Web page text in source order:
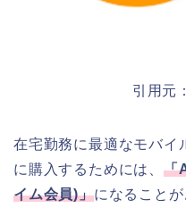
引用元
在宅勤務に最適なモバイ
に購入するためには、 「
イム会員)」になることが